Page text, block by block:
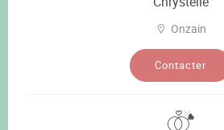
Onzain
Contacter